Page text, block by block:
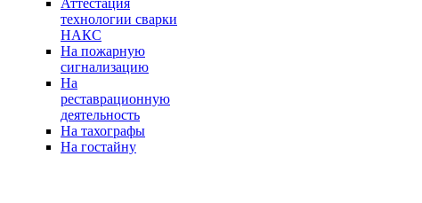
Аттестация
технологии сварки
НАКС
На пожарную
сигнализацию
На
реставрационную
деятельность
На тахографы
На гостайну